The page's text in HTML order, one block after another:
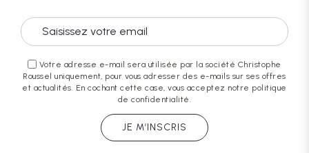
Votre adresse e-mail sera utilisée par la société Christophe
Roussel uniquement, pour vous adresser des e-mails sur ses offres
et actualités. En cochant cette case, vous acceptez notre politique
de confidentialité.
JE M’INSCRIS